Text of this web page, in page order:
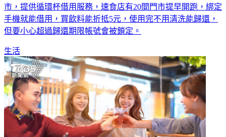
市，提供循環杯借用服務，速食店有20間門市提早開跑，綁定
手機就能借用，買飲料能折抵5元，使用完不用清洗能歸還，
但要小心超過歸還期限帳號會被鎖定。
生活